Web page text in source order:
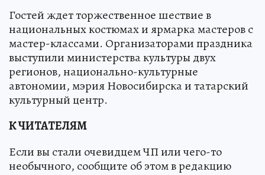
Гостей ждет торжественное шествие в
национальных костюмах и ярмарка мастеров с
мастер-классами. Организаторами праздника
выступили министерства культуры двух
регионов, национально-культурные
автономии, мэрия Новосибирска и татарский
культурный центр.
К ЧИТАТЕЛЯМ
Если вы стали очевидцем ЧП или чего-то
необычного, сообщите об этом в редакцию